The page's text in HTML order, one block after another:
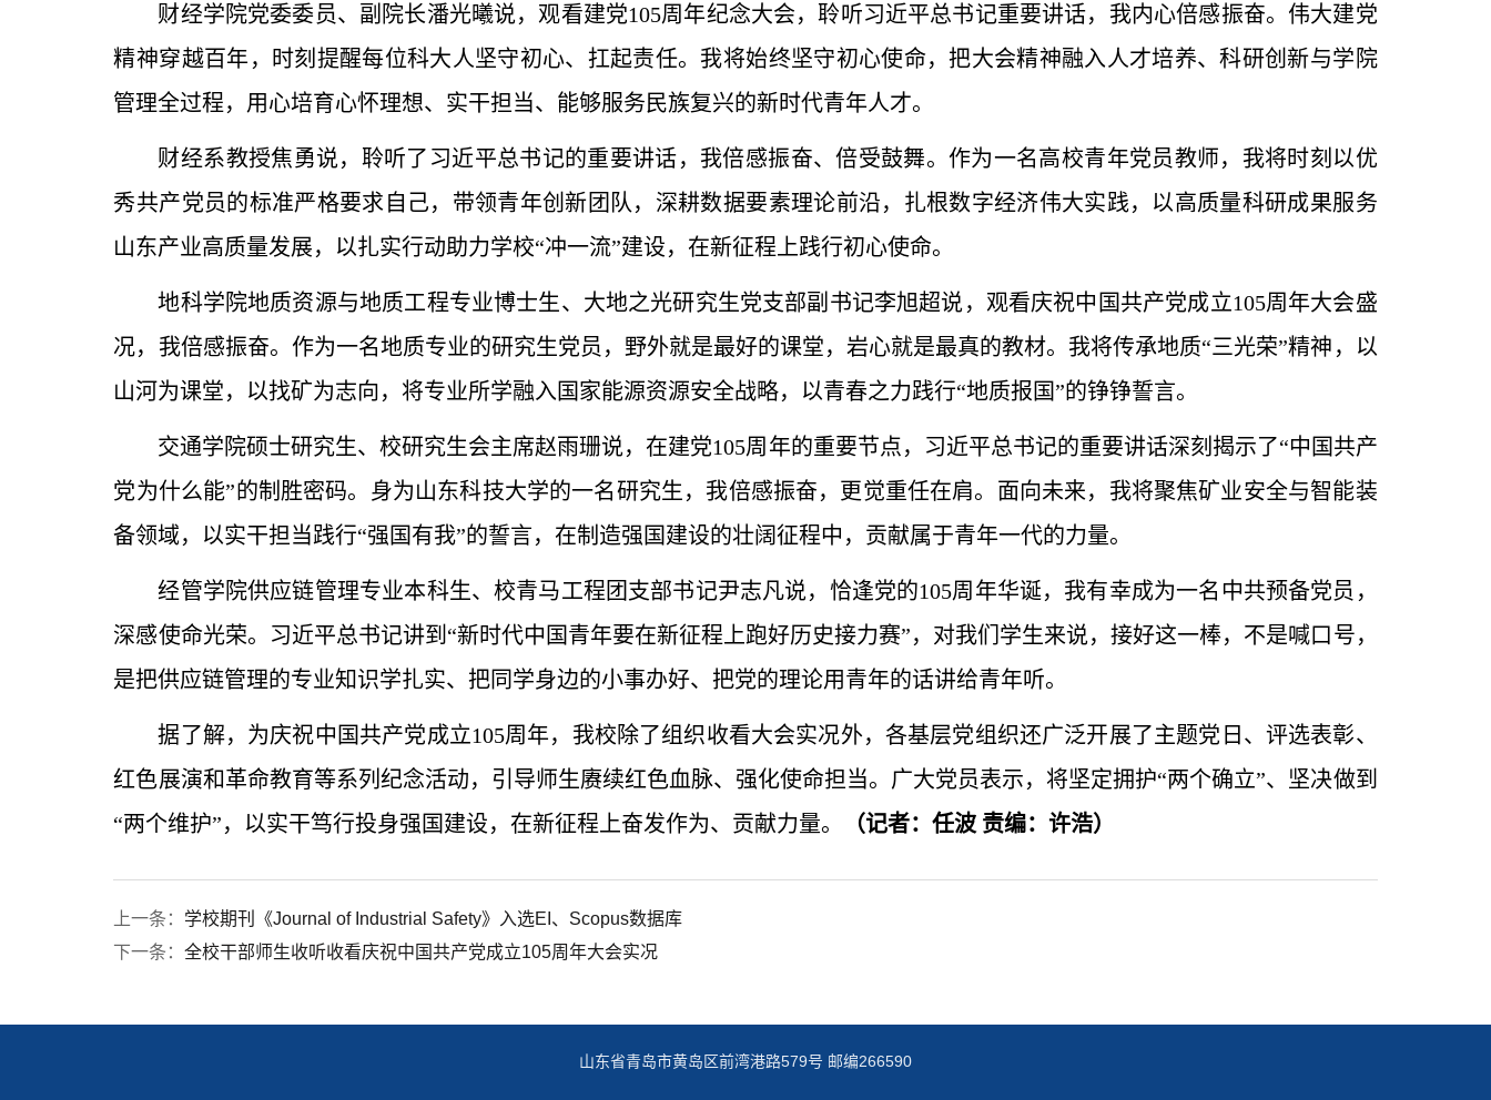
财经学院党委委员、副院长潘光曦说，观看建党105周年纪念大会，聆听习近平总书记重要讲话，我内心倍感振奋。伟大建党
精神穿越百年，时刻提醒每位科大人坚守初心、扛起责任。我将始终坚守初心使命，把大会精神融入人才培养、科研创新与学院
管理全过程，用心培育心怀理想、实干担当、能够服务民族复兴的新时代青年人才。
财经系教授焦勇说，聆听了习近平总书记的重要讲话，我倍感振奋、倍受鼓舞。作为一名高校青年党员教师，我将时刻以优
秀共产党员的标准严格要求自己，带领青年创新团队，深耕数据要素理论前沿，扎根数字经济伟大实践，以高质量科研成果服务
山东产业高质量发展，以扎实行动助力学校“冲一流”建设，在新征程上践行初心使命。
地科学院地质资源与地质工程专业博士生、大地之光研究生党支部副书记李旭超说，观看庆祝中国共产党成立105周年大会盛
况，我倍感振奋。作为一名地质专业的研究生党员，野外就是最好的课堂，岩心就是最真的教材。我将传承地质“三光荣”精神，以
山河为课堂，以找矿为志向，将专业所学融入国家能源资源安全战略，以青春之力践行“地质报国”的铮铮誓言。
交通学院硕士研究生、校研究生会主席赵雨珊说，在建党105周年的重要节点，习近平总书记的重要讲话深刻揭示了“中国共产
党为什么能”的制胜密码。身为山东科技大学的一名研究生，我倍感振奋，更觉重任在肩。面向未来，我将聚焦矿业安全与智能装
备领域，以实干担当践行“强国有我”的誓言，在制造强国建设的壮阔征程中，贡献属于青年一代的力量。
经管学院供应链管理专业本科生、校青马工程团支部书记尹志凡说，恰逢党的105周年华诞，我有幸成为一名中共预备党员，
深感使命光荣。习近平总书记讲到“新时代中国青年要在新征程上跑好历史接力赛”，对我们学生来说，接好这一棒，不是喊口号，
是把供应链管理的专业知识学扎实、把同学身边的小事办好、把党的理论用青年的话讲给青年听。
据了解，为庆祝中国共产党成立105周年，我校除了组织收看大会实况外，各基层党组织还广泛开展了主题党日、评选表彰、
红色展演和革命教育等系列纪念活动，引导师生赓续红色血脉、强化使命担当。广大党员表示，将坚定拥护“两个确立”、坚决做到
“两个维护”，以实干笃行投身强国建设，在新征程上奋发作为、贡献力量。
（记者：任波 责编：许浩）
上一条： 学校期刊《Journal of Industrial Safety》入选EI、Scopus数据库
下一条：全校干部师生收听收看庆祝中国共产党成立105周年大会实况
山东省青岛市黄岛区前湾港路579号 邮编266590